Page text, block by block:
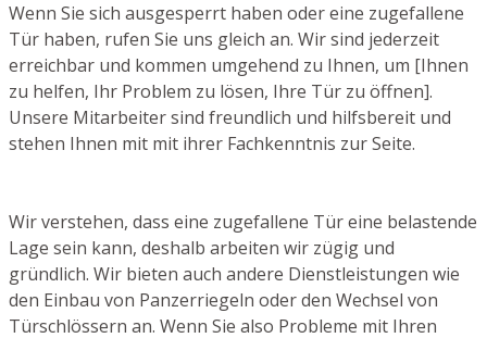
Wenn Sie sich ausgesperrt haben oder eine zugefallene
Tür haben, rufen Sie uns gleich an. Wir sind jederzeit
erreichbar und kommen umgehend zu Ihnen, um [Ihnen
zu helfen, Ihr Problem zu lösen, Ihre Tür zu öffnen].
Unsere Mitarbeiter sind freundlich und hilfsbereit und
stehen Ihnen mit mit ihrer Fachkenntnis zur Seite.
Wir verstehen, dass eine zugefallene Tür eine belastende
Lage sein kann, deshalb arbeiten wir zügig und
gründlich. Wir bieten auch andere Dienstleistungen wie
den Einbau von Panzerriegeln oder den Wechsel von
Türschlössern an. Wenn Sie also Probleme mit Ihren